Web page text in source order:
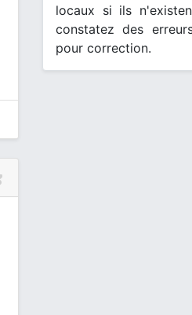
locaux si ils
constatez des
pour correction.